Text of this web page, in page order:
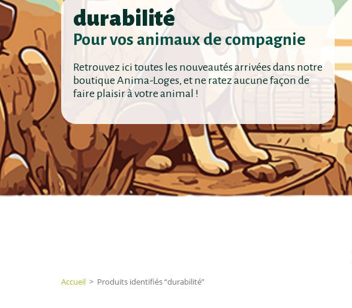
durabilité
Pour vos animaux de compagnie
Retrouvez ici toutes les nouveautés arrivées dans notre
boutique Anima-Loges, et ne ratez aucune façon de
faire plaisir à votre animal !
Accueil > Produits identifiés “durabilité”